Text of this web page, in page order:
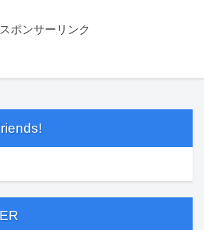
スポンサーリンク